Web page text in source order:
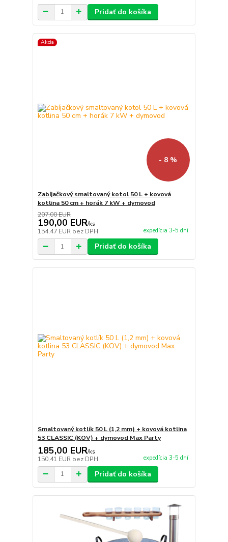
Pridať do košíka
Akcia
- 8 %
Zabíjačkový smaltovaný kotol 50 L + kovová
kotlina 50 cm + horák 7 kW + dymovod
207,00 EUR
190,00 EUR/ks
154,47 EUR bez DPH expedícia 3-5 dní
Pridať do košíka
Smaltovaný kotlík 50 L (1,2 mm) + kovová kotlina
53 CLASSIC (KOV) + dymovod Max Party
185,00 EUR/ks
150,41 EUR bez DPH expedícia 3-5 dní
Pridať do košíka